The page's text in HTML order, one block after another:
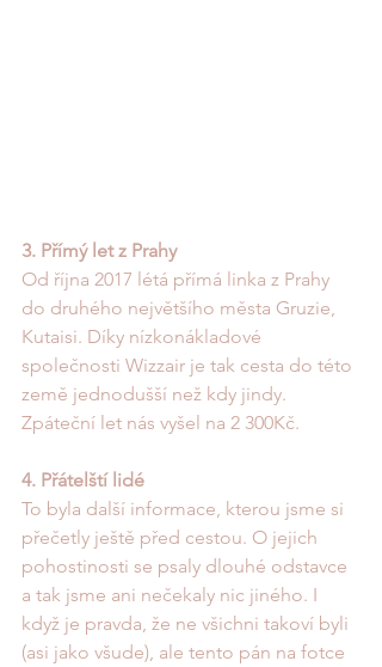
3. Přímý let z Prahy
Od října 2017 létá přímá linka z Prahy
do druhého největšího města Gruzie,
Kutaisi. Díky nízkonákladové
společnosti Wizzair je tak cesta do této
země jednodušší než kdy jindy.
Zpáteční let nás vyšel na 2 300Kč.
4. Přátelští lidé
To byla další informace, kterou jsme si
přečetly ještě před cestou. O jejich
pohostinosti se psaly dlouhé odstavce
a tak jsme ani nečekaly nic jiného. I
když je pravda, že ne všichni takoví byli
(asi jako všude), ale tento pán na fotce